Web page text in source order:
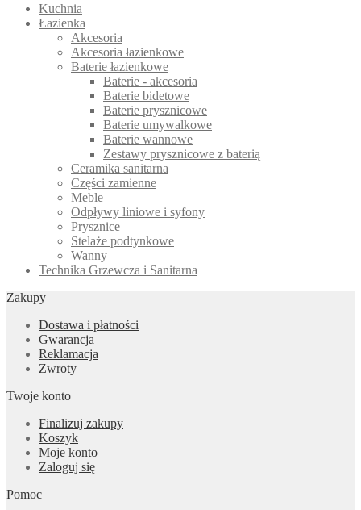
Kuchnia
Łazienka
Akcesoria
Akcesoria łazienkowe
Baterie łazienkowe
Baterie - akcesoria
Baterie bidetowe
Baterie prysznicowe
Baterie umywalkowe
Baterie wannowe
Zestawy prysznicowe z baterią
Ceramika sanitarna
Części zamienne
Meble
Odpływy liniowe i syfony
Prysznice
Stelaże podtynkowe
Wanny
Technika Grzewcza i Sanitarna
Zakupy
Dostawa i płatności
Gwarancja
Reklamacja
Zwroty
Twoje konto
Finalizuj zakupy
Koszyk
Moje konto
Zaloguj się
Pomoc